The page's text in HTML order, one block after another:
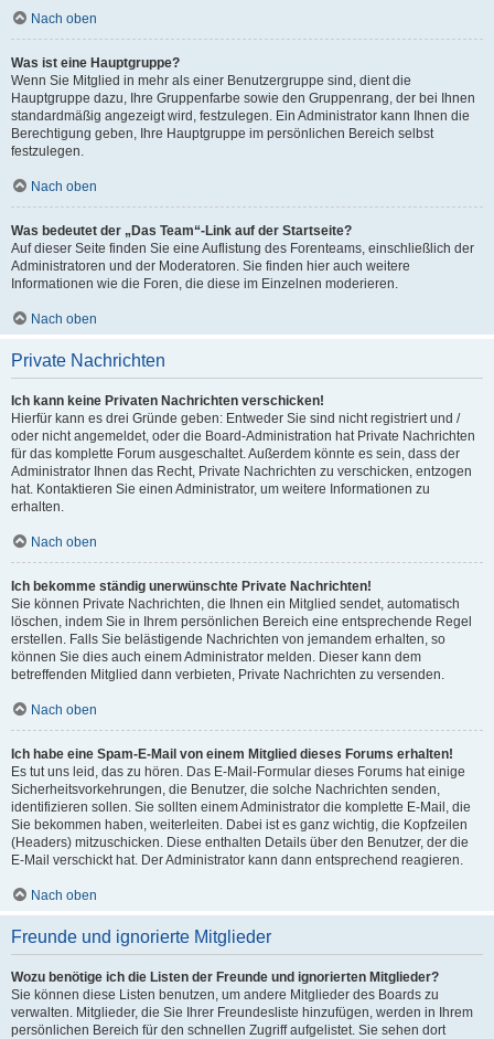
Nach oben
Was ist eine Hauptgruppe?
Wenn Sie Mitglied in mehr als einer Benutzergruppe sind, dient die
Hauptgruppe dazu, Ihre Gruppenfarbe sowie den Gruppenrang, der bei Ihnen
standardmäßig angezeigt wird, festzulegen. Ein Administrator kann Ihnen die
Berechtigung geben, Ihre Hauptgruppe im persönlichen Bereich selbst
festzulegen.
Nach oben
Was bedeutet der „Das Team“-Link auf der Startseite?
Auf dieser Seite finden Sie eine Auflistung des Forenteams, einschließlich der
Administratoren und der Moderatoren. Sie finden hier auch weitere
Informationen wie die Foren, die diese im Einzelnen moderieren.
Nach oben
Private Nachrichten
Ich kann keine Privaten Nachrichten verschicken!
Hierfür kann es drei Gründe geben: Entweder Sie sind nicht registriert und /
oder nicht angemeldet, oder die Board-Administration hat Private Nachrichten
für das komplette Forum ausgeschaltet. Außerdem könnte es sein, dass der
Administrator Ihnen das Recht, Private Nachrichten zu verschicken, entzogen
hat. Kontaktieren Sie einen Administrator, um weitere Informationen zu
erhalten.
Nach oben
Ich bekomme ständig unerwünschte Private Nachrichten!
Sie können Private Nachrichten, die Ihnen ein Mitglied sendet, automatisch
löschen, indem Sie in Ihrem persönlichen Bereich eine entsprechende Regel
erstellen. Falls Sie belästigende Nachrichten von jemandem erhalten, so
können Sie dies auch einem Administrator melden. Dieser kann dem
betreffenden Mitglied dann verbieten, Private Nachrichten zu versenden.
Nach oben
Ich habe eine Spam-E-Mail von einem Mitglied dieses Forums erhalten!
Es tut uns leid, das zu hören. Das E-Mail-Formular dieses Forums hat einige
Sicherheitsvorkehrungen, die Benutzer, die solche Nachrichten senden,
identifizieren sollen. Sie sollten einem Administrator die komplette E-Mail, die
Sie bekommen haben, weiterleiten. Dabei ist es ganz wichtig, die Kopfzeilen
(Headers) mitzuschicken. Diese enthalten Details über den Benutzer, der die
E-Mail verschickt hat. Der Administrator kann dann entsprechend reagieren.
Nach oben
Freunde und ignorierte Mitglieder
Wozu benötige ich die Listen der Freunde und ignorierten Mitglieder?
Sie können diese Listen benutzen, um andere Mitglieder des Boards zu
verwalten. Mitglieder, die Sie Ihrer Freundesliste hinzufügen, werden in Ihrem
persönlichen Bereich für den schnellen Zugriff aufgelistet. Sie sehen dort